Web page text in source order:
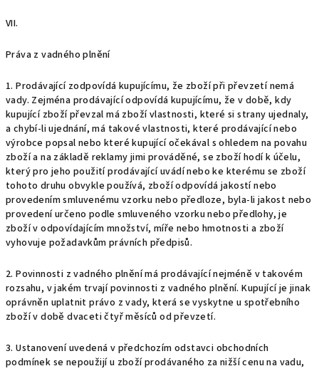
VII.
Práva z vadného plnění
1. Prodávající zodpovídá kupujícímu, že zboží při převzetí nemá
vady. Zejména prodávající odpovídá kupujícímu, že v době, kdy
kupující zboží převzal má zboží vlastnosti, které sistrany ujednaly,
a chybí-li ujednání, má takové vlastnosti, které prodávající nebo
výrobce popsal nebo které kupující očekával s ohledem na povahu
zboží a na základě reklamy jimi prováděné, se zboží hodí k účelu,
který pro jeho použití prodávající uvádí nebo ke kterému se zboží
tohoto druhu obvykle používá, zboží odpovídá jakostí nebo
provedením smluvenému vzorku nebo předloze, byla-li jakost nebo
provedení určeno podle smluveného vzorku nebo předlohy, je
zboží v odpovídajícím množství, míře nebo hmotnosti a zboží
vyhovuje požadavkům právních předpisů.
2. Povinnosti z vadného plnění má prodávající nejméně v takovém
rozsahu, v jakém trvají povinnosti z vadného plnění. Kupující je jinak
oprávněn uplatnit právo z vady, která se vyskytne u spotřebního
zboží v době dvaceti čtyř měsíců od převzetí.
3. Ustanovení uvedená v předchozím odstavci obchodních
podmínek se nepoužijí u zboží prodávaného za nižší cenu na vadu,